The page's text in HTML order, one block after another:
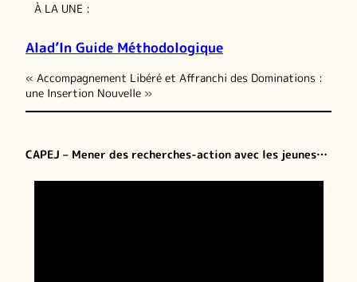
À LA UNE :
Alad’In Guide Méthodologique
« Accompagnement Libéré et Affranchi des Dominations :
une Insertion Nouvelle »
CAPEJ – Mener des recherches-action avec les jeunes…